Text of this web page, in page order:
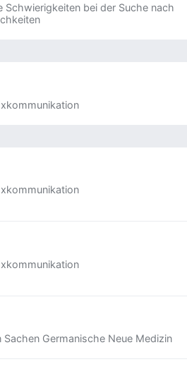
Schwierigkeiten bei der Suche nach
Germanische Neue Medizin